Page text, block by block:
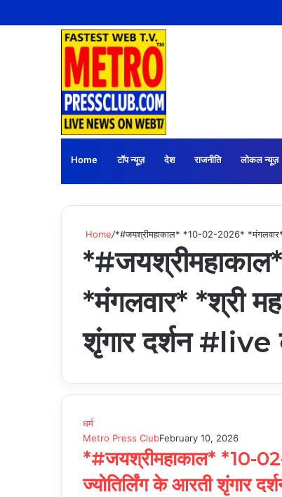
Home टॉप न्यूज़ देश राजनीति लोकल न्यूज़
Home/*#जयश्रीमहाकाल* *10-02-2026* *मंगलवार*
*मंगलवार* *श्री
शृंगार दर्शन #live
धर्म
Metro Press ClubFebruary 10, 2026
*#जयश्रीमहाकाल* *10-
ज्योतिर्लिंग के आरती शृंगार